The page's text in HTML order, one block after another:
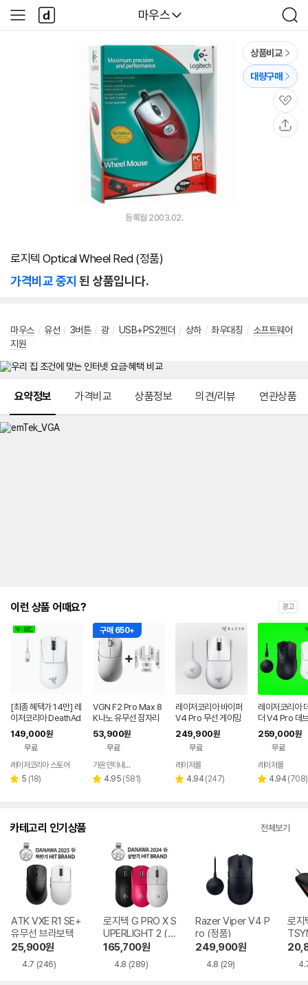
다나와
마우스
검
색
사
이
다
나
와
상품비교
대량구매
관
심
등록월 2003.02.
로지텍 Optical Wheel Red (정품)
가격비교 중지 된 상품입니다.
마우스 / 유선 / 3버튼 / 광 / USB+PS2젠더 / 상하 / 좌우대칭 / 소프트웨어
지원
요약정보 가격비교 상품정보 의견/리뷰 연관상품
이런 상품 어때요? 광고
[최종 혜택가 14만] 레
이저코리아 DeathAd
der V3 Pro e스포츠
무선 게이밍 마우스 화
이트
149,000원
무료
레이저코리아 스토어
별 5 리
(18)
구매 650+
VGN F2 Pro Max 8
K나노 유무선 잠자리
게이밍 마우스 화이트
53,900원
무료
페이
가온인터내셔날
별 4.95 리
(581)
레이저코리아 바이퍼
V4 Pro 무선 게이밍
마우스 바브사 8K 동
글 화이트
249,900원
무료
레이저몰
별 4.94 리
(247)
레이저코리아
더 V4 Pro 데
선 게이밍 마우
동글 블랙
259,000원
무료
레이저몰
별 4.94 리
(708)
카테고리 인기상품 전체보기
ATK VXE R1 SE+
유무선 브라보텍
25,900원
4.7 (246)
로지텍 G PRO X S
UPERLIGHT 2 (정
품)
165,700원
4.8 (289)
Razer Viper V4 P
ro (정품)
249,900원
4.8 (29)
로지